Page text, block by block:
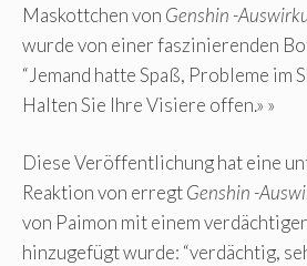
Maskottchen von Genshin -
wurde von einer faszinierenden
“Jemand hatte Spaß, Probleme im
Halten Sie Ihre Visiere offen.» »
Diese Veröffentlichung hat eine
Reaktion von erregtGenshin -
von Paimon mit einem
hinzugefügt wurde: “verdächtig,